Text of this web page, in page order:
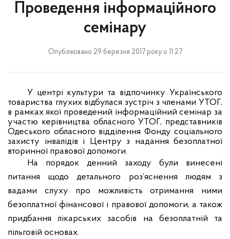
Проведення інформаційного
семінару
Опубліковано 29 березня 2017 року о 11:27
У центрі культури та відпочинку Українського
товариства глухихвідбулася зустріч з членами УТОГ,
в рамках якої проведений інформаційний семінар за
участю керівництва обласного УТОГ, представників
Одеського обласного відділення Фонду соціального
захисту інвалідів і Центру з надання безоплатної
вторинної правової допомоги.
На порядок денний заходу були винесені
питання щодо детального роз’яснення людям з
вадами слуху про можливість отримання ними
безоплатної фінансової і правової допомоги, а також
придбаннялікарських засобів на безоплатній та
пільговій основах.